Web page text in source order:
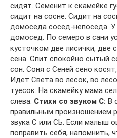
сидят. Семенит к скамейке
сидит на сосне. Сидит на
домоседа сосед-непоседа.
домосед. По семеро в сани
кусточком две лисички, две
сена. Спит спокойно сытый
сон. Соня с Сеней сено
Идет Света во лесок, во
туесок. На скамейку мама
слева. Стихи со звуком С: В
правильным произношением
звука С или СЬ. Если малыш
поправить себя, напомнить,